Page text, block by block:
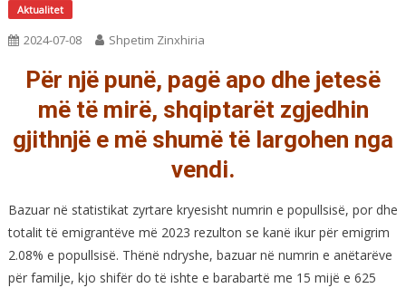
Aktualitet
2024-07-08 Shpetim Zinxhiria
Për një punë, pagë apo dhe jetesë
më të mirë, shqiptarët zgjedhin
gjithnjë e më shumë të largohen nga
vendi.
Bazuar në statistikat zyrtare kryesisht numrin e popullsisë, por dhe
totalit të emigrantëve më 2023 rezulton se kanë ikur për emigrim
2.08% e popullsisë. Thënë ndryshe, bazuar në numrin e anëtarëve
për familje, kjo shifër do të ishte e barabartë me 15 mijë e 625